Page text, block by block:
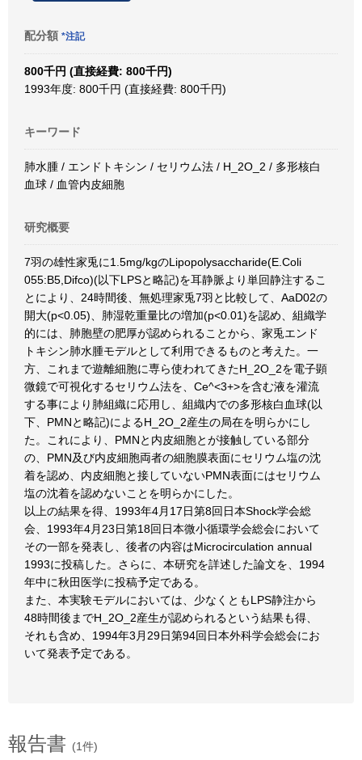
配分額 *注記
800千円 (直接経費: 800千円)
1993年度: 800千円 (直接経費: 800千円)
キーワード
肺水腫 / エンドトキシン / セリウム法 / H_2O_2 / 多形核白
血球 / 血管内皮細胞
研究概要
7羽の雄性家兎に1.5mg/kgのLipopolysaccharide(E.Coli
055:B5,Difco)(以下LPSと略記)を耳静脈より単回静注するこ
とにより、24時間後、無処理家兎7羽と比較して、AaD02の
開大(p<0.05)、肺湿乾重量比の増加(p<0.01)を認め、組織学
的には、肺胞壁の肥厚が認められることから、家兎エンド
トキシン肺水腫モデルとして利用できるものと考えた。一
方、これまで遊離細胞に専ら使われてきたH_2O_2を電子顕
微鏡で可視化するセリウム法を、Ce^<3+>を含む液を灌流
する事により肺組織に応用し、組織内での多形核白血球(以
下、PMNと略記)によるH_2O_2産生の局在を明らかにし
た。これにより、PMNと内皮細胞とが接触している部分
の、PMN及び内皮細胞両者の細胞膜表面にセリウム塩の沈
着を認め、内皮細胞と接していないPMN表面にはセリウム
塩の沈着を認めないことを明らかにした。
以上の結果を得、1993年4月17日第8回日本Shock学会総
会、1993年4月23日第18回日本微小循環学会総会において
その一部を発表し、後者の内容はMicrocirculation annual
1993に投稿した。さらに、本研究を詳述した論文を、1994
年中に秋田医学に投稿予定である。
また、本実験モデルにおいては、少なくともLPS静注から
48時間後までH_2O_2産生が認められるという結果も得、
それも含め、1994年3月29日第94回日本外科学会総会にお
いて発表予定である。
報告書 (1件)